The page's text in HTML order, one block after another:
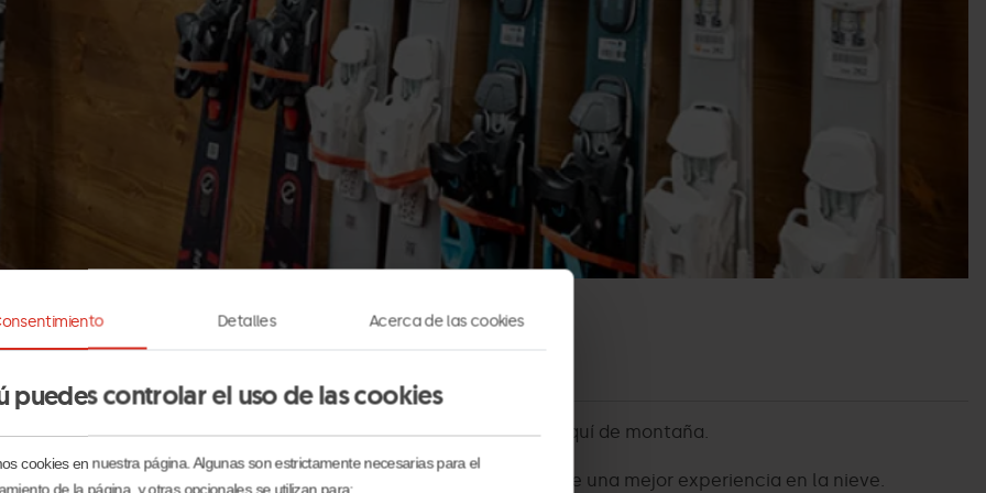
Detalles Acerca de las cookies
puedes controlar el uso de las cookies
cookies en nuestra página. Algunas son estrictamente necesarias para el
de la página, y otras opcionales se utilizan para:
mientras esquías. Puedes venir a practicar esquí alpino o esquí de montaña.
lo que más te conviene según tu nivel, para disfrutar de una mejor experiencia en la nieve.